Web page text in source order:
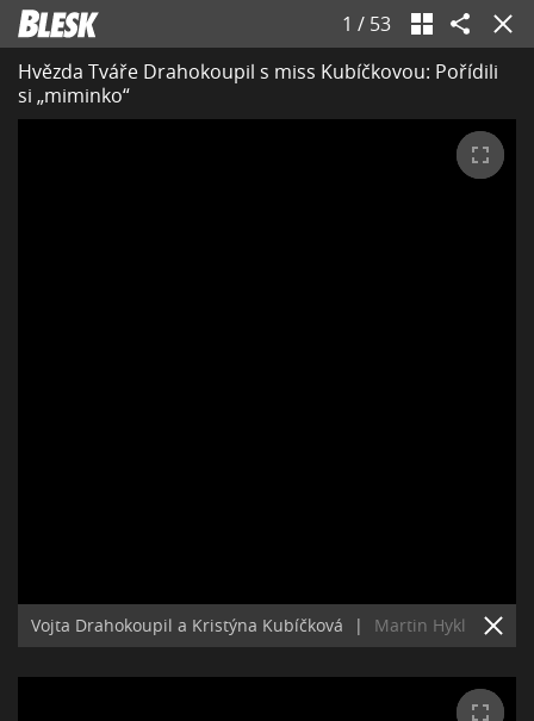
1 / 53
Hvězda Tváře Drahokoupil s miss Kubíčkovou: Pořídili
si „miminko“
Vojta Drahokoupil a Kristýna Kubíčková | Martin Hykl